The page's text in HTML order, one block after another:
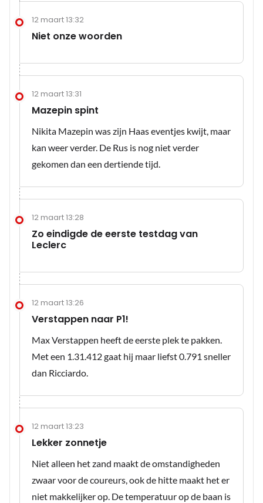
12 maart 13:32
Niet onze woorden
12 maart 13:31
Mazepin spint
Nikita Mazepin was zijn Haas eventjes kwijt, maar
kan weer verder. De Rus is nog niet verder
gekomen dan een dertiende tijd.
12 maart 13:28
Zo eindigde de eerste testdag van
Leclerc
12 maart 13:26
Verstappen naar P1!
Max Verstappen heeft de eerste plek te pakken.
Met een 1.31.412 gaat hij maar liefst 0.791 sneller
dan Ricciardo.
12 maart 13:23
Lekker zonnetje
Niet alleen het zand maakt de omstandigheden
zwaar voor de coureurs, ook de hitte maakt het er
niet makkelijker op. De temperatuur op de baan is